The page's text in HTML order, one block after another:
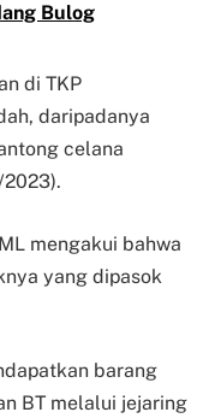
Bulog
di TKP
daripadanya
celana
2023).
mengakui bahwa
yang dipasok
barang
BT melalui jejaring